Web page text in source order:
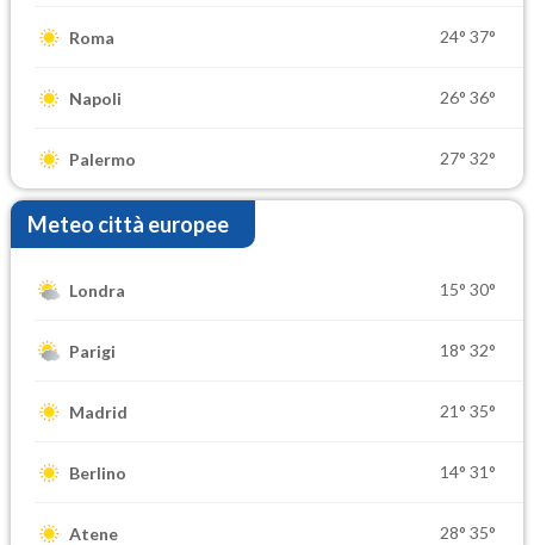
Roma 24° 37°
Napoli 26° 36°
Palermo 27° 32°
Meteo città europee
Londra 15° 30°
Parigi 18° 32°
Madrid 21° 35°
Berlino 14° 31°
Atene 28° 35°